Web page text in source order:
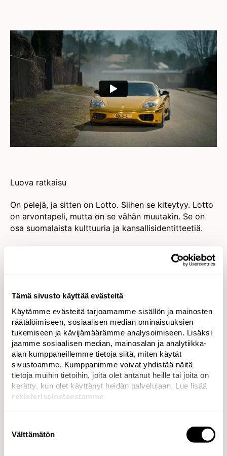
Tämä sivusto käyttää evästeitä
Käytämme evästeitä tarjoamamme sisällön ja mainosten
räätälöimiseen, sosiaalisen median ominaisuuksien
tukemiseen ja kävijämäärämme analysoimiseen. Lisäksi
jaamme sosiaalisen median, mainosalan ja analytiikka-
alan kumppaneillemme tietoja siitä, miten käytät
sivustoamme. Kumppanimme voivat yhdistää näitä
tietoja muihin tietoihin, joita olet antanut heille tai joita on
kerätty, kun olet käyttänyt heidän palvelujaan. Lue lisää
rekisteriselosteestamme
valinta
Välttämätön
Luova ratkaisu
On pelejä, ja sitten on Lotto. Siihen se kiteytyy. Lotto
on arvontapeli, mutta on se vähän muutakin. Se on
osa suomalaista kulttuuria ja kansallisidentitteetiä.
Toteutus
Klassinen kampanja, jossa kukaan ei sano mitään,
kukaan ei pelaa mitään, eikä kukaan voita mitään.
Jokainen mainos on silti ääriään myöten Lottoa.